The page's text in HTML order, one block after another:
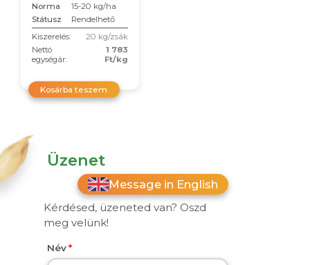
Norma
15-20 kg/ha
Státusz
Rendelhető
Kiszerelés:
20 kg/zsák
Nettó
egységár:
1 783
Ft/kg
Kosárba teszem
Üzenet
Message in English
Kérdésed, üzeneted van? Oszd
meg velünk!
Név